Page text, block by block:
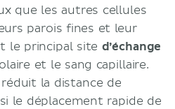
que les autres cellules
parois fines et leur
le principal site d’échange
et le sang capillaire.
la distance de
le déplacement rapide de